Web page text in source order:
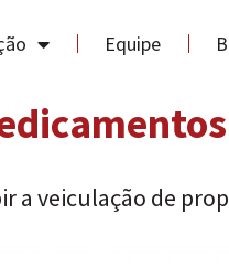
Equipe
a veiculação de